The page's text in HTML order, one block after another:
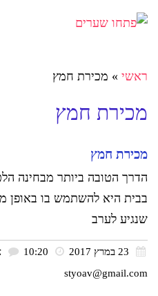
ראשי » מכירת חמץ
מכירת חמץ
מכירת חמץ
הדרך הטובה ביותר מבחינה
בבית היא להשתמש בו באופן
שנגיע לערב
styoav@gmail.com